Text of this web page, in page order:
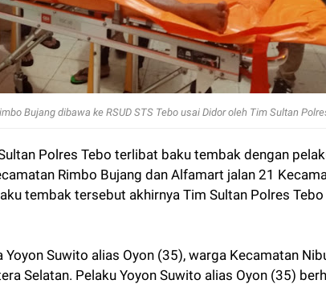
Bujang dibawa ke RSUD STS Tebo usai Didor oleh Tim Sultan
Polres Tebo terlibat baku tembak dengan
Rimbo Bujang dan Alfamart jalan 21
tembak tersebut akhirnya Tim Sultan Polres
Yoyon Suwito alias Oyon (35), warga Kecamatan
Selatan. Pelaku Yoyon Suwito alias Oyon (35)